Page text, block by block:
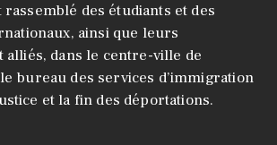
des étudiants et des
ainsi que leurs
alliés, dans le centre-ville de
bureau des services d’immigration
et la fin des déportations.